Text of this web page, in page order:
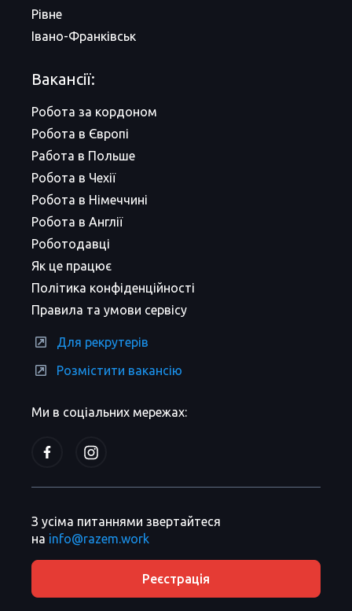
Ми в соціальних мережах:
Рівне
Івано-Франківськ
Вакансії:
Робота за кордоном
Робота в Європі
Работа в Польше
Робота в Чехії
Робота в Німеччині
Робота в Англії
Роботодавці
Як це працює
Політика конфіденційності
Правила та умови сервісу
Для рекрутерів
Розмістити вакансію
З усіма питаннями звертайтеся
на info@razem.work
Реєстрація